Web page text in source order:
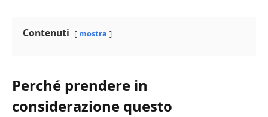
Contenuti mostra
Perché prendere in
considerazione questo